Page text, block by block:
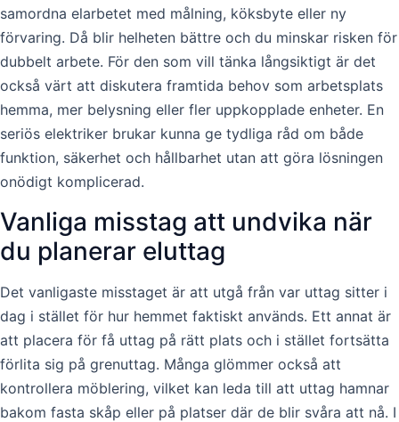
samordna elarbetet med målning, köksbyte eller ny
förvaring. Då blir helheten bättre och du minskar risken för
dubbelt arbete. För den som vill tänka långsiktigt är det
också värt att diskutera framtida behov som arbetsplats
hemma, mer belysning eller fler uppkopplade enheter. En
seriös elektriker brukar kunna ge tydliga råd om både
funktion, säkerhet och hållbarhet utan att göra lösningen
onödigt komplicerad.
Vanliga misstag att undvika när
du planerar eluttag
Det vanligaste misstaget är att utgå från var uttag sitter i
dag i stället för hur hemmet faktiskt används. Ett annat är
att placera för få uttag på rätt plats och i stället fortsätta
förlita sig på grenuttag. Många glömmer också att
kontrollera möblering, vilket kan leda till att uttag hamnar
bakom fasta skåp eller på platser där de blir svåra att nå. I